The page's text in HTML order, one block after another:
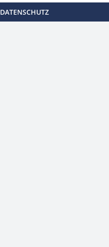
DATENSCHUTZ